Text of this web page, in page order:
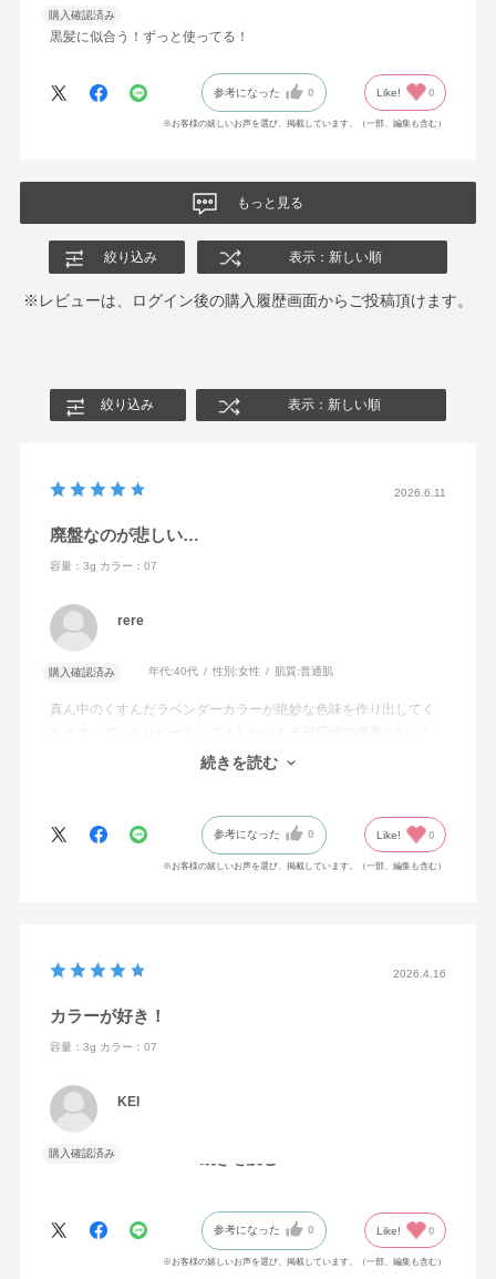
購入確認済み
黒髪に似合う！ずっと使ってる！
参考になった 0 Like! 0
※お客様の嬉しいお声を選び、掲載しています。（一部、編集も含む）
もっと見る
絞り込み 表示：新しい順
※レビューは、ログイン後の購入履歴画面からご投稿頂けます。
絞り込み 表示：新しい順
2026.6.11
廃盤なのが悲しい…
容量：3g カラー：07
rere
購入確認済み 年代:40代 性別:女性 肌質:普通肌
真ん中のくすんだラベンダーカラーが絶妙な色味を作り出してく
ことを知り愕然。ここのサイトでは在庫があったのでこれ幸いと4
続きを読む
参考になった 0 Like! 0
※お客様の嬉しいお声を選び、掲載しています。（一部、編集も含む）
2026.4.16
カラーが好き！
容量：3g カラー：07
KEI
購入確認済み
参考になった 0 Like! 0
※お客様の嬉しいお声を選び、掲載しています。（一部、編集も含む）